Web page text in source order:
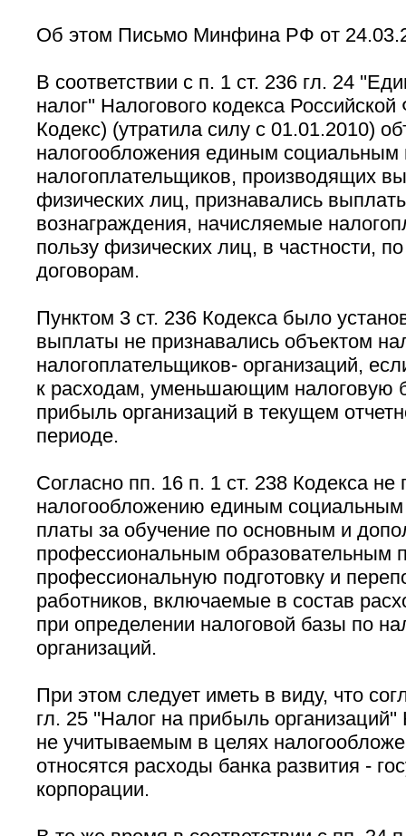
Об этом Письмо Минфина РФ от
В соответствии с п. 1 ст. 236 гл. 24
налог'' Налогового кодекса
Кодекс) (утратила силу с 01.01.2010)
налогообложения единым социальным
налогоплательщиков, производящих
физических лиц, признавались
вознаграждения, начисляемые
пользу физических лиц, в частности,
договорам.
Пунктом 3 ст. 236 Кодекса было
выплаты не признавались объектом
налогоплательщиков- организаций,
к расходам, уменьшающим налоговую
прибыль организаций в текущем
периоде.
Согласно пп. 16 п. 1 ст. 238 Кодекса
налогообложению единым
платы за обучение по основным и
профессиональным образовательным
профессиональную подготовку и
работников, включаемые в состав
при определении налоговой базы по
организаций.
При этом следует иметь в виду, что
гл. 25 ''Налог на прибыль организаций''
не учитываемым в целях
относятся расходы банка развития -
корпорации.